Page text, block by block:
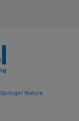
Springer Nature